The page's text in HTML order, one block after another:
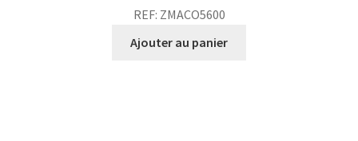
REF: ZMACO5600
Ajouter au panier